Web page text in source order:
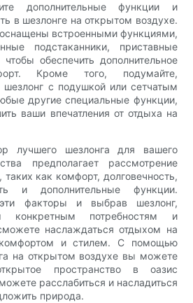
дополнительные функции и
в шезлонге на открытом воздухе.
встроенными функциями,
подстаканники, приставные
обеспечить дополнительное
Кроме того, подумайте,
шезлонг с подушкой или сетчатым
другие специальные функции,
ваши впечатления от отдыха на
лучшего шезлонга для вашего
предполагает рассмотрение
как комфорт, долговечность,
и дополнительные функции.
факторы и выбрав шезлонг,
конкретным потребностям и
наслаждаться отдыхом на
и стилем. С помощью
на открытом воздухе вы можете
пространство в оазис
расслабиться и насладиться
природа.